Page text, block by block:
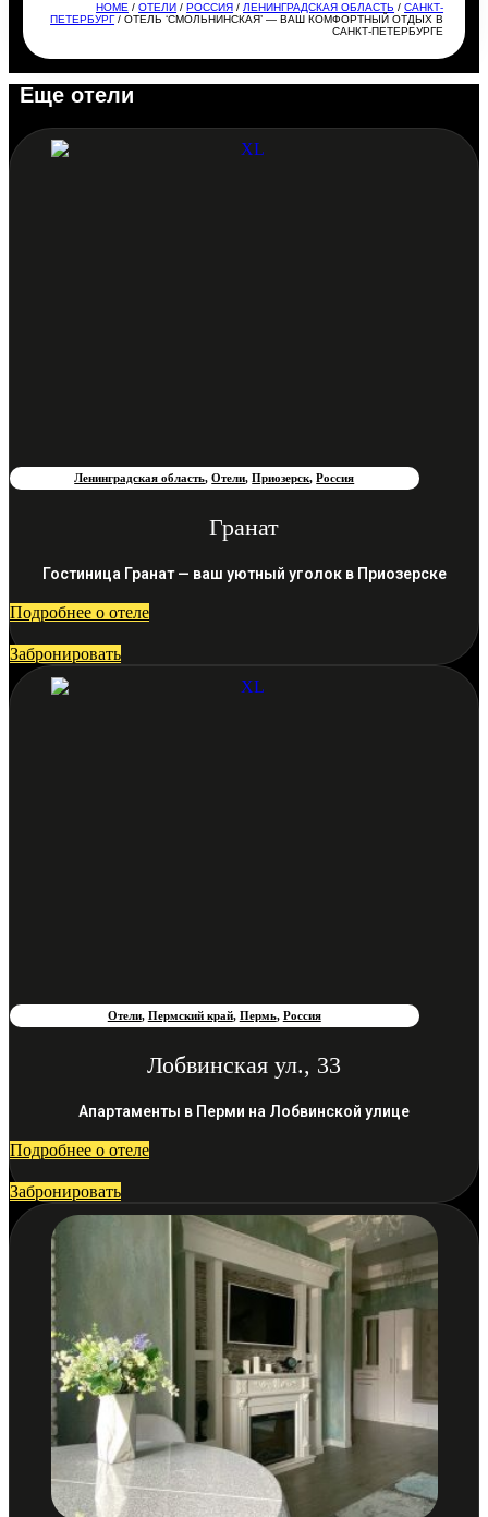
HOME /ОТЕЛИ /РОССИЯ / ЛЕНИНГРАДСКАЯ ОБЛАСТЬ /САНКТ-
ПЕТЕРБУРГ/ ОТЕЛЬ ‘СМОЛЬНИНСКАЯ’ — ВАШ КОМФОРТНЫЙ ОТДЫХ В
САНКТ-ПЕТЕРБУРГЕ
Еще отели
Ленинградская область,Отели,Приозерск,Россия
Гранат
Гостиница Гранат — ваш уютный уголок в Приозерске
Подробнее о отеле
Забронировать
Отели, Пермский край, Пермь, Россия
Лобвинская ул., 33
Апартаменты в Перми на Лобвинской улице
Подробнее о отеле
Забронировать